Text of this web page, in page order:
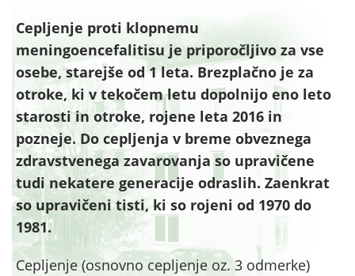
Cepljenje proti klopnemu
meningoencefalitisu je priporočljivo za vse
osebe, starejše od 1 leta. Brezplačno je za
otroke, ki v tekočem letu dopolnijo eno leto
starosti in otroke, rojene leta 2016 in
pozneje. Do cepljenja v breme obveznega
zdravstvenega zavarovanja so upravičene
tudi nekatere generacije odraslih. Zaenkrat
so upravičeni tisti, ki so rojeni od 1970 do
1981.
Cepljenje (osnovno cepljenje oz. 3 odmerke)